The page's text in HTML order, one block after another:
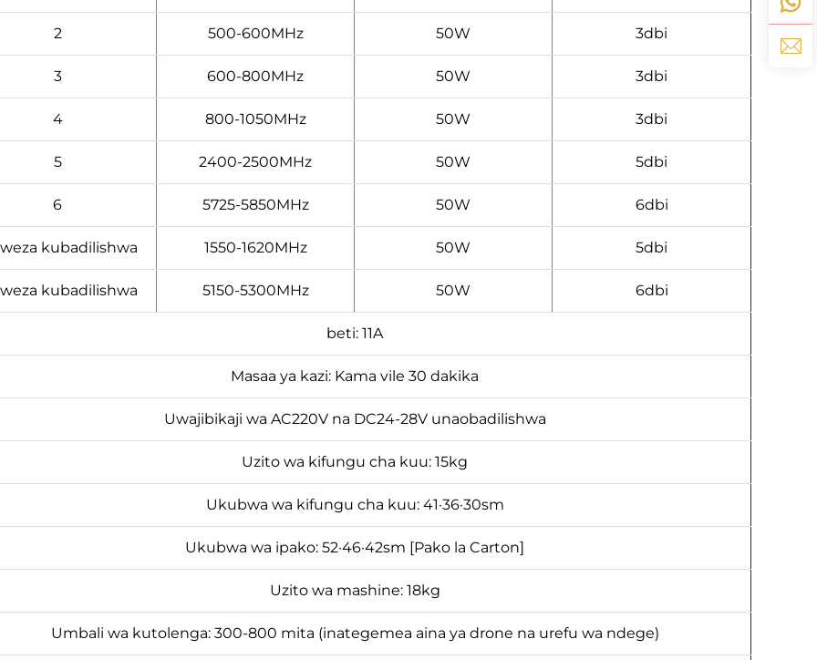
2 500-600MHz 50W 3dbi
3 600-800MHz 50W 3dbi
4 800-1050MHz 50W 3dbi
5 2400-2500MHz 50W 5dbi
6 5725-5850MHz 50W 6dbi
kubadilishwa 1550-1620MHz 50W 5dbi
kubadilishwa 5150-5300MHz 50W 6dbi
beti: 11A
Masaa ya kazi: Kama vile 30 dakika
Uwajibikaji wa AC220V na DC24-28V unaobadilishwa
Uzito wa kifungu cha kuu: 15kg
Ukubwa wa kifungu cha kuu: 41·36·30sm
Ukubwa wa ipako: 52·46·42sm [Pako la Carton]
Uzito wa mashine: 18kg
Umbali wa kutolenga: 300-800 mita (inategemea aina ya drone na urefu wa ndege)